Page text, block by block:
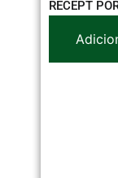
RECEPT